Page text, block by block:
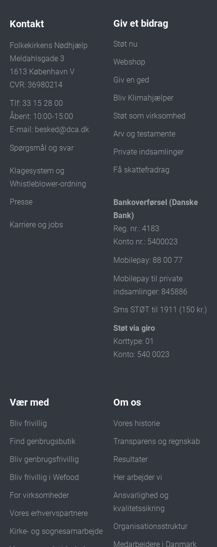
Kontakt
Folkekirkens Nødhjælp
Meldahlsgade 3
1613 København V
CVR: 36980214
Tlf: 33 15 28 00
Åbent: 10:00-15:00
E-mail: besked@dca.dk
Spørgsmål og svar
Klagesystem og
Whistleblower-ordning
Presse
Karriere og jobs
Giv et bidrag
Støt nu
Webshop
Giv en ged
Bliv Klimahjælper
Støt som virksomhed
Arv og testamente
Private indsamlinger
Få skattefradrag
Bankoverførsel (Danske
Bank)
Reg. nr.: 4183
Konto nr.: 5400023
Mobilepay: 88 00 77
Mobilepay til private
indsamlinger: 845886
Sms STØT til 1911 (150 kr.)
Støt via giro
Korttype: 01
Konto: 540 0023
Vær med
Bliv frivillig
Find genbrugsbutik
Bliv genbrugsfrivillig
Bliv frivillig i Wefood
For virksomheder
Vores erhvervspartnere
Kirke- og sognesamarbejde
Om os
Vores historie
Transparens og regnskab
Resultater
Her arbejder vi
Ansvarlighed og
kvalitetssikring
Organisationsstruktur
Medarbejdere i Danmark